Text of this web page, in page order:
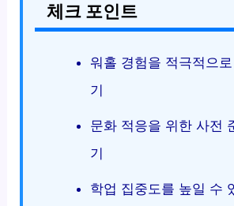
체크 포인트
워홀 경험을 적극적으
기
문화 적응을 위한 사전
기
학업 집중도를 높일 수